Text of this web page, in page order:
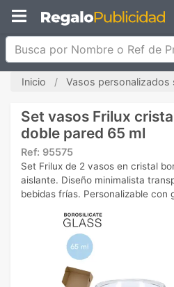
Busca por Nombre o Ref de
Inicio Vasos personalizados
Set vasos Frilux
doble pared 65 ml
Ref: 95575
Set Frilux de 2 vasos en cristal
aislante. Diseño minimalista
bebidas frías. Personalizable con